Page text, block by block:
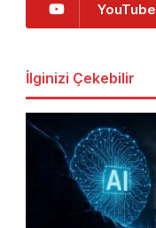
YouTube
İlginizi Çekebilir